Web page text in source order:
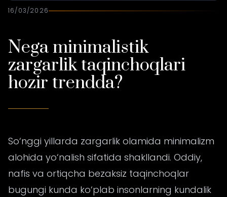
16/03/2026
Nega minimalistik
zargarlik taqinchoqlari
hozir trendda?
So‘nggi yillarda zargarlik olamida minimalizm
alohida yo‘nalish sifatida shakllandi. Oddiy,
nafis va ortiqcha bezaksiz taqinchoqlar
bugungi kunda ko‘plab insonlarning kundalik